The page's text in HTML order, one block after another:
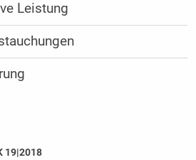
Leistung
19|2018